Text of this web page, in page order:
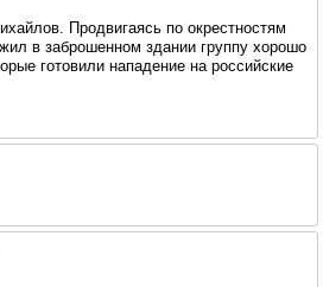
Продвигаясь по окрестностям
в заброшенном здании группу хорошо
готовили нападение на российские